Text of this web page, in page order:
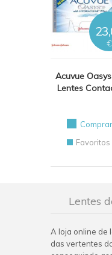
Acuvue
Lentes
€
Comprar
Favoritos
Lentes
A loja online de
das vertentes